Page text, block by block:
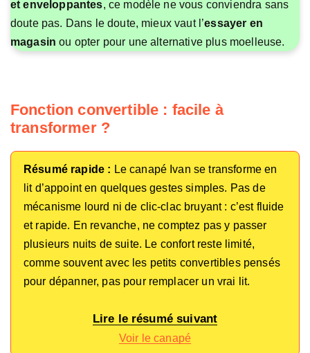
et enveloppantes, ce modèle ne vous conviendra sans
doute pas. Dans le doute, mieux vaut l’essayer en
magasin ou opter pour une alternative plus moelleuse.
Fonction convertible : facile à
transformer ?
Résumé rapide : Le canapé Ivan se transforme en
lit d’appoint en quelques gestes simples. Pas de
mécanisme lourd ni de clic-clac bruyant : c’est fluide
et rapide. En revanche, ne comptez pas y passer
plusieurs nuits de suite. Le confort reste limité,
comme souvent avec les petits convertibles pensés
pour dépanner, pas pour remplacer un vrai lit.
Lire le résumé suivant
Voir le canapé